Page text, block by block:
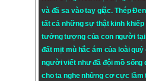
và đã sa vào tay giặc. Thép
tất cả những sự thật kinh
tưởng tượng của con người tại
đất mịt mù hắc ám của loài quỷ
người viết như đã đội mồ sống
cho ta nghe những cơ cực lầm